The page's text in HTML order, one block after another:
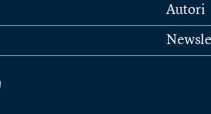
Autori